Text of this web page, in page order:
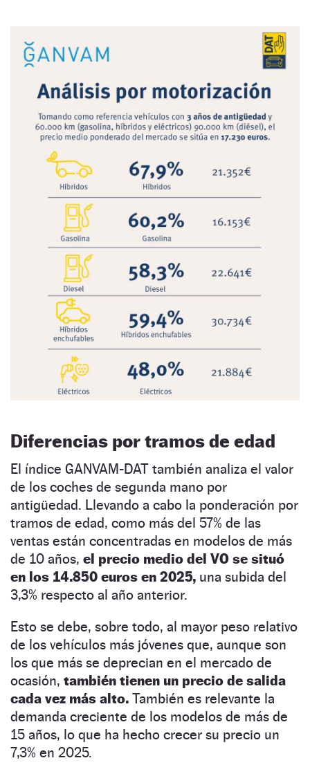
Diferencias por tramos de edad
El índice GANVAM-DAT también analiza el valor
de los coches de segunda mano por
antigüedad. Llevando a cabo la ponderación por
tramos de edad, como más del 57% de las
ventas están concentradas en modelos de más
de 10 años, el precio medio del VO se situó
en los 14.850 euros en 2025, una subida del
3,3% respecto al año anterior.
Esto se debe, sobre todo, al mayor peso relativo
de los vehículos más jóvenes que, aunque son
los que más se deprecian en el mercado de
ocasión, también tienen un precio de salida
cada vez más alto. También es relevante la
demanda creciente de los modelos de más de
15 años, lo que ha hecho crecer su precio un
7,3% en 2025.